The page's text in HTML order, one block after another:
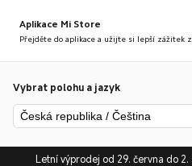
Aplikace Mi Store
Přejděte do aplikace a užijte si lepší zážitek z
Vybrat polohu a jazyk
Česká republika / Čeština
Letní výprodej od 29. června do 2.